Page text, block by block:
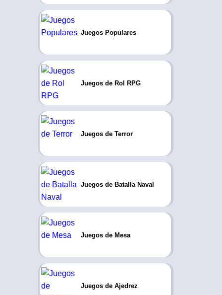
Juegos Populares
Juegos de Rol RPG
Juegos de Terror
Juegos de Batalla Naval
Juegos de Mesa
Juegos de Ajedrez